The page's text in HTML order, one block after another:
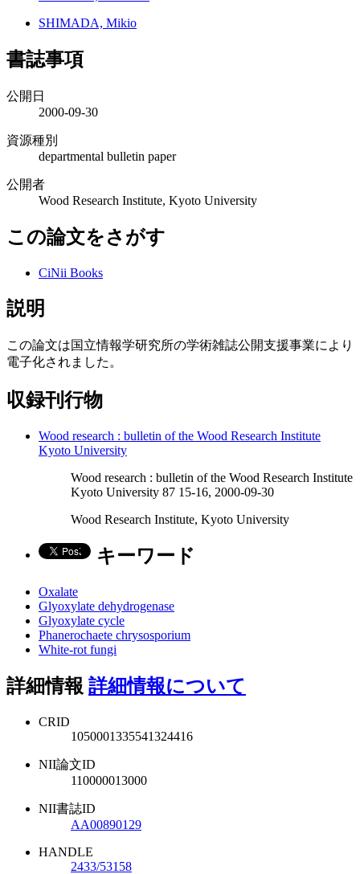
SHIMADA, Mikio
書誌事項
公開日
2000-09-30
資源種別
departmental bulletin paper
公開者
Wood Research Institute, Kyoto University
この論文をさがす
CiNii Books
説明
この論文は国立情報学研究所の学術雑誌公開支援事業により
電子化されました。
収録刊行物
Wood research : bulletin of the Wood Research Institute
Kyoto University
Wood research : bulletin of the Wood Research Institute
Kyoto University 87 15-16, 2000-09-30
Wood Research Institute, Kyoto University
キーワード
Oxalate
Glyoxylate dehydrogenase
Glyoxylate cycle
Phanerochaete chrysosporium
White-rot fungi
詳細情報 詳細情報について
CRID
1050001335541324416
NII論文ID
110000013000
NII書誌ID
AA00890129
HANDLE
2433/53158